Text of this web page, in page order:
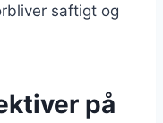
saftigt og
på